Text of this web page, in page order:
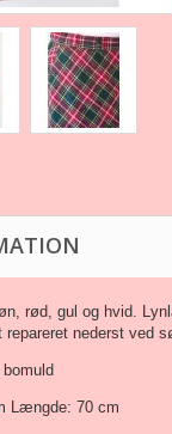
rød, gul og hvid.
nederst ved
Længde: 70 cm